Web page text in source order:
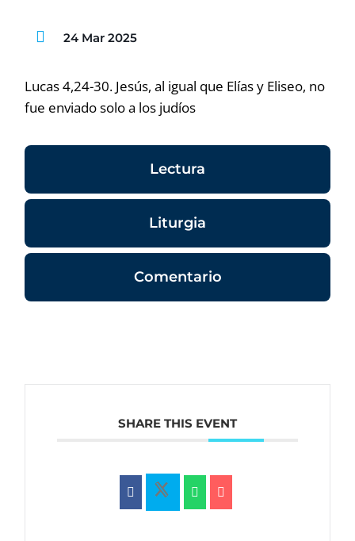
24 Mar 2025
Lucas 4,24-30. Jesús, al igual que Elías y Eliseo, no
fue enviado solo a los judíos
Lectura
Liturgia
Comentario
SHARE THIS EVENT